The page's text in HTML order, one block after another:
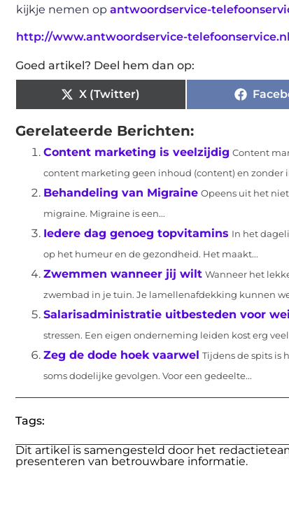
kijkje nemen op antwoordservice-
http://www.antwoordservice-telefoonservice.nl
Goed artikel? Deel hem dan op:
X (Twitter)
Gerelateerde Berichten:
Content marketing is veelzijdig Content
content marketing geen inhoud (content) en zonder
Behandeling van Migraine Opeens uit het
migraine. Migraine is een...
Iedere dag genoeg topvitamins In het
op het humeur en de gezondheid. Het maakt...
Zwemmen wanneer jij wilt Wanneer het
zwembad in je tuin. Je lamellenafdekking kunnen
Salarisadministratie uitbesteden voor
stressen. Een eigen onderneming leiden kost erg
Zeg de dode hoek vaarwel Tijdens de spits is
soms dodelijke gevolgen. Voor een gedeelte...
Tags:
Dit artikel is samengesteld door het
presenteren van betrouwbare informatie.